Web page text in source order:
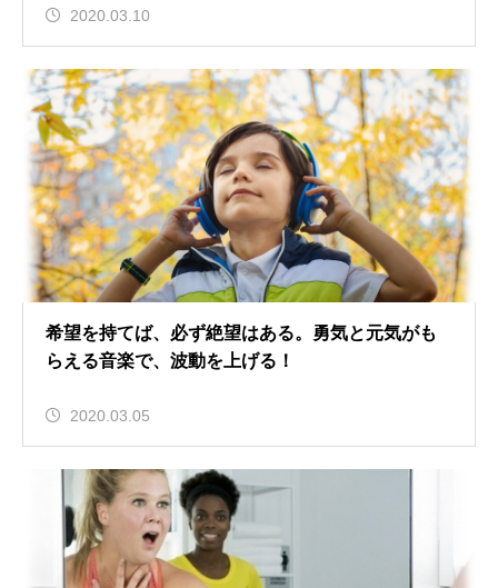
2020.03.10
希望を持てば、必ず絶望はある。勇気と元気がも
らえる音楽で、波動を上げる！
2020.03.05